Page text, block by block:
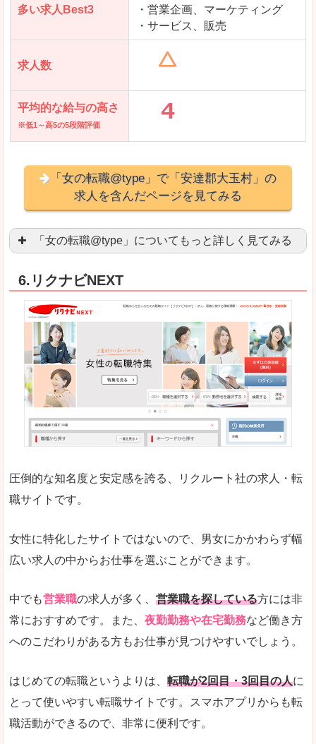
多い求人Best3
・営業企画、マーケティング
・サービス、販売
求人数
平均的な給与の高さ
※低1～高5の5段階評価
「女の転職@type」で「安達郡大玉村」の
求人を含んだページを見てみる
「女の転職@type」についてもっと詳しく見てみる
良いところ
正社員求人が約80％、正社員で長く働きたい方に
働く女のワーク＆ライフマガジン「woman type
悪いところ
求人の掲載数が少ないです。
求人の掲載情報の文字が小さめで、少し見づらい
詳しい説明
女性でエンジニア職への転職をお考えの方は、こ
エンジニア職の求人においては、ほかにない専門
求人数が少ないので、逆に探しやすいといった一
6.リクナビNEXT
圧倒的な知名度と安定感を誇る、リクルート社の求人・転
職サイトです。
女性に特化したサイトではないので、男女にかかわらず幅
広い求人の中からお仕事を選ぶことができます。
中でも営業職の求人が多く、 営業職を探している方には非
常におすすめです。また、 夜勤勤務や在宅勤務など働き方
へのこだわりがある方もお仕事が見つけやすいでしょう。
はじめての転職というよりは、 転職が2回目・3回目の人に
とって使いやすい転職サイトです。スマホアプリからも転
職活動ができるので、非常に便利です。